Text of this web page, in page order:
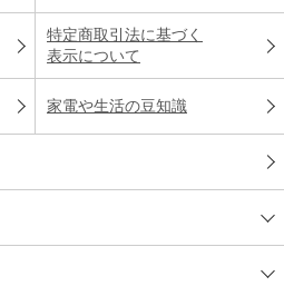
特定商取引法に基づく
表示について
家電や生活の豆知識